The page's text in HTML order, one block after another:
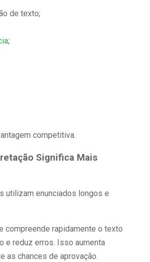
de texto;
;
competitiva.
Significa Mais
utilizam enunciados longos e
compreende rapidamente o texto
e reduz erros. Isso aumenta
as chances de aprovação.